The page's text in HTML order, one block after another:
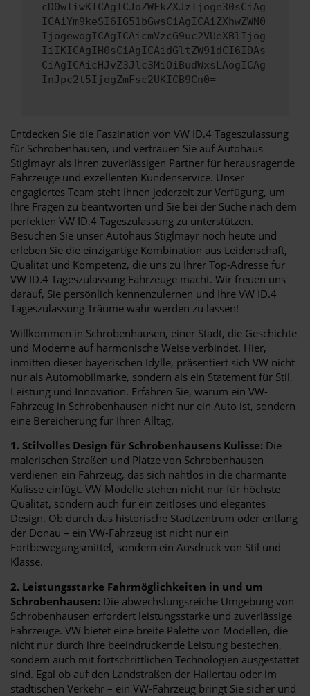
cD0wIiwKICAgICJoZWFkZXJzIjoge30sCiAg
ICAiYm9keSI6IG51bGwsCiAgICAiZXhwZWN0
IjogewogICAgICAicmVzcG9uc2VUeXBlIjog
IiIKICAgIH0sCiAgICAidGltZW91dCI6IDAs
CiAgICAicHJvZ3Jlc3MiOiBudWxsLAogICAg
InJpc2t5IjogZmFsc2UKICB9Cn0=
Entdecken Sie die Faszination von VW ID.4 Tageszulassung
für Schrobenhausen, und vertrauen Sie auf Autohaus
Stiglmayr als Ihren zuverlässigen Partner für herausragende
Fahrzeuge und exzellenten Kundenservice. Unser
engagiertes Team steht Ihnen jederzeit zur Verfügung, um
Ihre Fragen zu beantworten und Sie bei der Suche nach dem
perfekten VW ID.4 Tageszulassung zu unterstützen.
Besuchen Sie unser Autohaus Stiglmayr noch heute und
erleben Sie die einzigartige Kombination aus Leidenschaft,
Qualität und Kompetenz, die uns zu Ihrer Top-Adresse für
VW ID.4 Tageszulassung Fahrzeuge macht. Wir freuen uns
darauf, Sie persönlich kennenzulernen und Ihre VW ID.4
Tageszulassung Träume wahr werden zu lassen!
Willkommen in Schrobenhausen, einer Stadt, die Geschichte
und Moderne auf harmonische Weise verbindet. Hier,
inmitten dieser bayerischen Idylle, präsentiert sich VW nicht
nur als Automobilmarke, sondern als ein Statement für Stil,
Leistung und Innovation. Erfahren Sie, warum ein VW-
Fahrzeug in Schrobenhausen nicht nur ein Auto ist, sondern
eine Bereicherung für Ihren Alltag.
1. Stilvolles Design für Schrobenhausens Kulisse: Die
malerischen Straßen und Plätze von Schrobenhausen
verdienen ein Fahrzeug, das sich nahtlos in die charmante
Kulisse einfügt. VW-Modelle stehen nicht nur für höchste
Qualität, sondern auch für ein zeitloses und elegantes
Design. Ob durch das historische Stadtzentrum oder entlang
der Donau – ein VW-Fahrzeug ist nicht nur ein
Fortbewegungsmittel, sondern ein Ausdruck von Stil und
Klasse.
2. Leistungsstarke Fahrmöglichkeiten in und um
Schrobenhausen: Die abwechslungsreiche Umgebung von
Schrobenhausen erfordert leistungsstarke und zuverlässige
Fahrzeuge. VW bietet eine breite Palette von Modellen, die
nicht nur durch ihre beeindruckende Leistung bestechen,
sondern auch mit fortschrittlichen Technologien ausgestattet
sind. Egal ob auf den Landstraßen der Hallertau oder im
städtischen Verkehr – ein VW-Fahrzeug bringt Sie sicher und